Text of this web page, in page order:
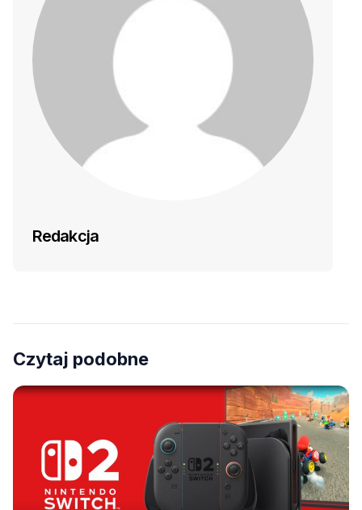
Redakcja
Czytaj podobne